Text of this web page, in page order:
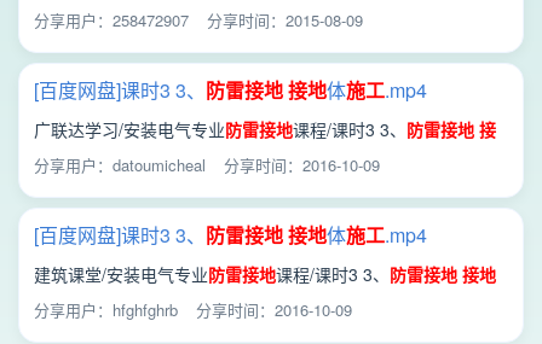
分享用户：258472907 分享时间：2015-08-09
[百度网盘]课时3 3、 防雷接地接地体施工.mp4
广联达学习/安装电气专业防雷接地课程/课时3 3、 防雷接地 接
地 体施工 .mp4
分享用户：datoumicheal 分享时间：2016-10-09
[百度网盘]课时3 3、 防雷接地接地体施工.mp4
建筑课堂/安装电气专业防雷接地课程/课时3 3、 防雷接地 接地
体 施工 .mp4
分享用户：hfghfghrb 分享时间：2016-10-09